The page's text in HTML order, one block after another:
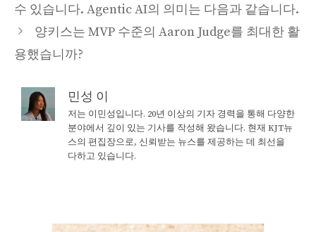
수 있습니다. Agentic AI의 의미는 다음과 같습니다.
양키스는 MVP 수준의 Aaron Judge를 최대한 활
용했습니까?
민성 이
저는 이민성입니다. 20년 이상의 기자 경력을 통해 다양한
분야에서 깊이 있는 기사를 작성해 왔습니다. 현재 KJT뉴
스의 편집장으로, 신뢰받는 뉴스를 제공하는 데 최선을
다하고 있습니다.